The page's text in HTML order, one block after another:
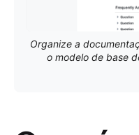
Organize a
o modelo de base